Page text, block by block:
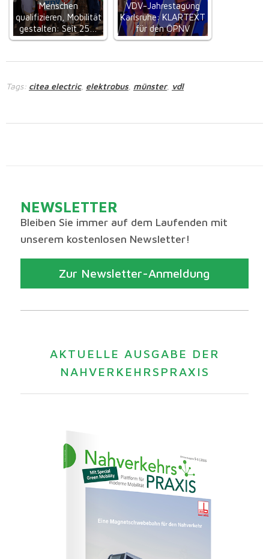
Menschen
qualifizieren, Mobilität
gestalten: Seit 25…
VDV-Jahrestagung
Karlsruhe: KLARTEXT
für den ÖPNV
Tags: citea electric, elektrobus, münster, vdl
NEWSLETTER
Bleiben Sie immer auf dem Laufenden mit
unserem kostenlosen Newsletter!
Zur Newsletter-Anmeldung
AKTUELLE AUSGABE DER
NAHVERKEHRSPRAXIS